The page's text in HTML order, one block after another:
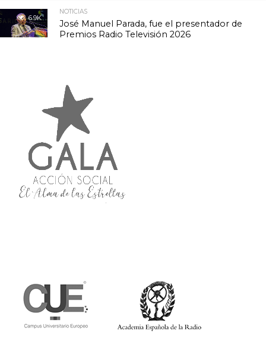
6.9K
NOTICIAS
José Manuel Parada, fue el presentador de
Premios Radio Televisión 2026